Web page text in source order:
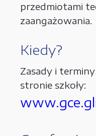
przedmiotami
zaangażowania.
Kiedy?
Zasady i
stronie szkoły: